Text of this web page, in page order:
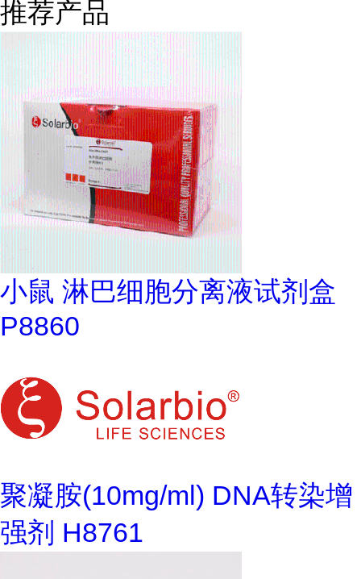
推荐产品
小鼠 淋巴细胞分离液试剂盒
P8860
聚凝胺(10mg/ml) DNA转染增
强剂 H8761